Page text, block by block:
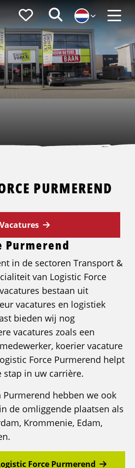
FavorietenZoeken
Menu
PURMEREND
Vacatures
Purmerend
in de sectoren Transport &
van Logistic Force
bestaan uit
vacatures en logistiek
bieden wij nog
vacatures zoals een
koerier vacature
Force Purmerend helpt
stap in uw carrière.
Purmerend hebben we ook
de omliggende plaatsen als
Krommenie, Edam,
Force Purmerend